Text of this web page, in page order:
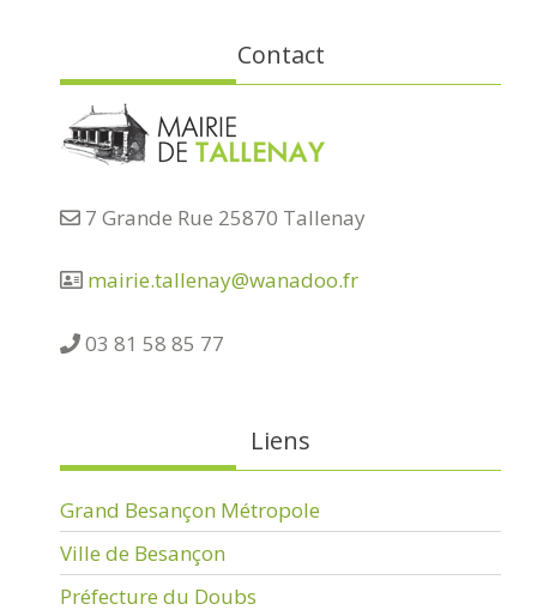
Contact
7 Grande Rue 25870 Tallenay
mairie.tallenay@wanadoo.fr
03 81 58 85 77
Liens
Grand Besançon Métropole
Ville de Besançon
Préfecture du Doubs